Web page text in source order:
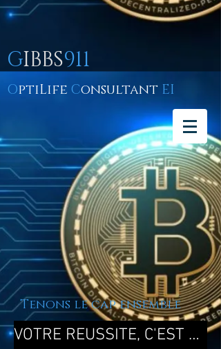
GIBBS911
OptiLife Consultant EI
Tenons le cap ensemble
VOTRE REUSSITE, C'EST MA REUSSITE !